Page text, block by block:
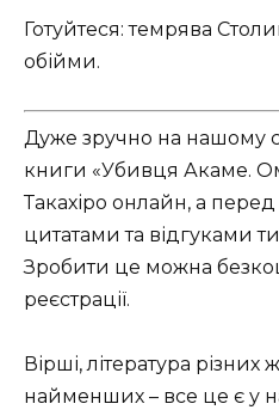
Готуйтеся: темрява
обійми.
Дуже зручно на нашому
книги «Убивця Акаме.
Такахіро онлайн, а
цитатами та відгуками
Зробити це можна
реєстрації.
Вірші, література
найменших – все це є у